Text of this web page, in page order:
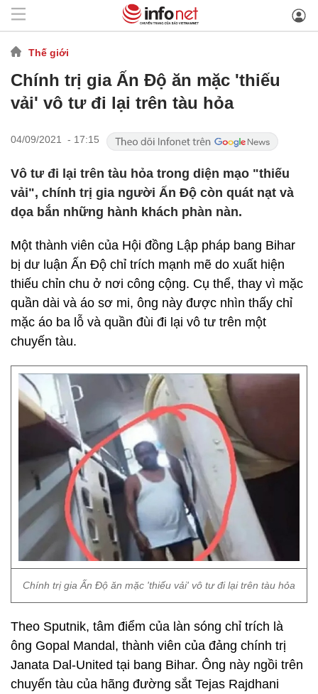
Thế giới
Chính trị gia Ấn Độ ăn mặc 'thiếu
vải' vô tư đi lại trên tàu hỏa
04/09/2021 - 17:15
Vô tư đi lại trên tàu hỏa trong diện mạo "thiếu
vải", chính trị gia người Ấn Độ còn quát nạt và
dọa bắn những hành khách phàn nàn.
Một thành viên của Hội đồng Lập pháp bang Bihar
bị dư luận Ấn Độ chỉ trích mạnh mẽ do xuất hiện
thiếu chỉn chu ở nơi công cộng. Cụ thể, thay vì mặc
quần dài và áo sơ mi, ông này được nhìn thấy chỉ
mặc áo ba lỗ và quần đùi đi lại vô tư trên một
chuyến tàu.
Chính trị gia Ấn Độ ăn mặc 'thiếu vải' vô tư đi lại trên tàu hỏa
Theo Sputnik, tâm điểm của làn sóng chỉ trích là
ông Gopal Mandal, thành viên của đảng chính trị
Janata Dal-United tại bang Bihar. Ông này ngồi trên
chuyến tàu của hãng đường sắt Tejas Rajdhani